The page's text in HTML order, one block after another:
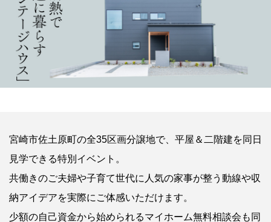
宮崎市佐土原町の全35区画分譲地で、平屋＆二階建を同日
見学できる特別イベント。
共働きのご夫婦や子育て世代に人気の家事が整う動線や収
納アイデアを実際にご体感いただけます。
少額の自己資金から始められるマイホーム無料相談会も同